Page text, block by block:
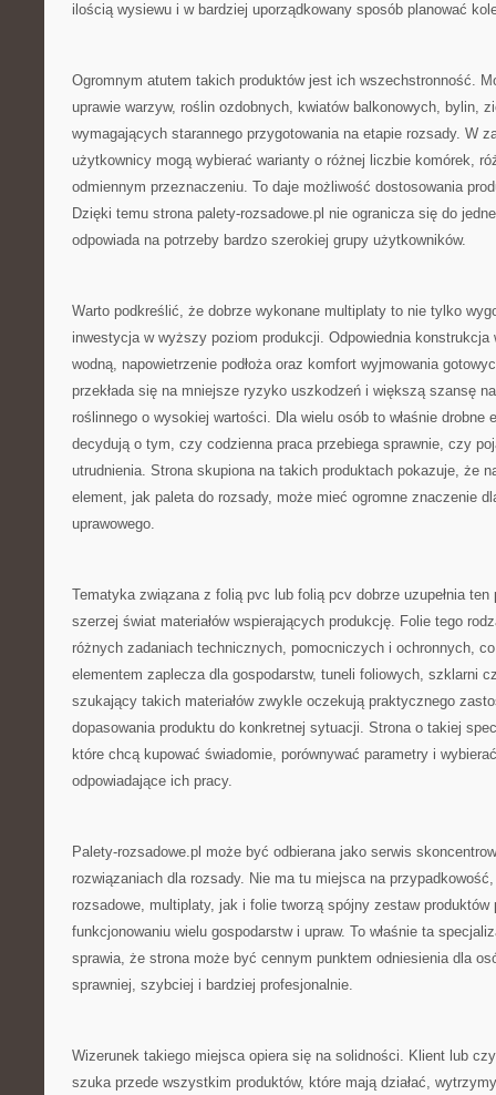
ilością wysiewu i w bardziej uporządkowany sposób planować
Ogromnym atutem takich produktów jest ich wszechstronność.
uprawie warzyw, roślin ozdobnych, kwiatów balkonowych, bylin,
wymagających starannego przygotowania na etapie rozsady. W
użytkownicy mogą wybierać warianty o różnej liczbie komórek,
odmiennym przeznaczeniu. To daje możliwość dostosowania
Dzięki temu strona palety-rozsadowe.pl nie ogranicza się do
odpowiada na potrzeby bardzo szerokiej grupy użytkowników.
Warto podkreślić, że dobrze wykonane multiplaty to nie tylko
inwestycja w wyższy poziom produkcji. Odpowiednia konstrukcja
wodną, napowietrzenie podłoża oraz komfort wyjmowania
przekłada się na mniejsze ryzyko uszkodzeń i większą szansę
roślinnego o wysokiej wartości. Dla wielu osób to właśnie drobne
decydują o tym, czy codzienna praca przebiega sprawnie, czy
utrudnienia. Strona skupiona na takich produktach pokazuje, że
element, jak paleta do rozsady, może mieć ogromne znaczenie
uprawowego.
Tematyka związana z folią pvc lub folią pcv dobrze uzupełnia
szerzej świat materiałów wspierających produkcję. Folie tego
różnych zadaniach technicznych, pomocniczych i ochronnych,
elementem zaplecza dla gospodarstw, tuneli foliowych, szklarni
szukający takich materiałów zwykle oczekują praktycznego
dopasowania produktu do konkretnej sytuacji. Strona o takiej
które chcą kupować świadomie, porównywać parametry i
odpowiadające ich pracy.
Palety-rozsadowe.pl może być odbierana jako serwis
rozwiązaniach dla rozsady. Nie ma tu miejsca na
rozsadowe, multiplaty, jak i folie tworzą spójny zestaw
funkcjonowaniu wielu gospodarstw i upraw. To właśnie ta
sprawia, że strona może być cennym punktem odniesienia dla
sprawniej, szybciej i bardziej profesjonalnie.
Wizerunek takiego miejsca opiera się na solidności. Klient lub
szuka przede wszystkim produktów, które mają działać,